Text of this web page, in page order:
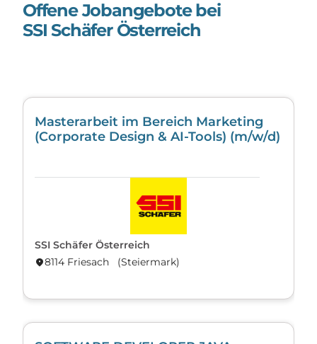
Offene Jobangebote bei
SSI Schäfer Österreich
SSI Schäfer Österreich
location_on8114 Friesach (Steier­mark)
Masterarbeit im Bereich Marketing
(Corporate Design & AI-Tools) (m/w/d)